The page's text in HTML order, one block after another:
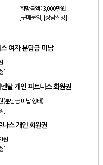
희망금액 :3,000만원
[구매문의] [상담신청]
여자 분담금 미납
]
탈 개인 피트니스 회원권
(분담금 미납 형태)
]
스 개인 회원권
원
]